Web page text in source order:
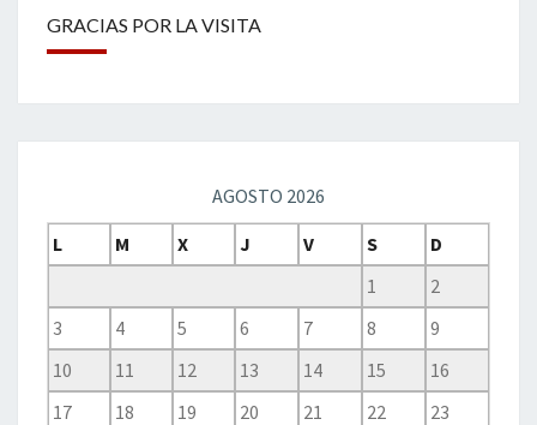
GRACIAS POR LA VISITA
AGOSTO 2026
L
M X J V S
D
1
2
3
4 5 6 7 8
9
10
11 12 13 14 15
16
17
18 19 20 21 22
23